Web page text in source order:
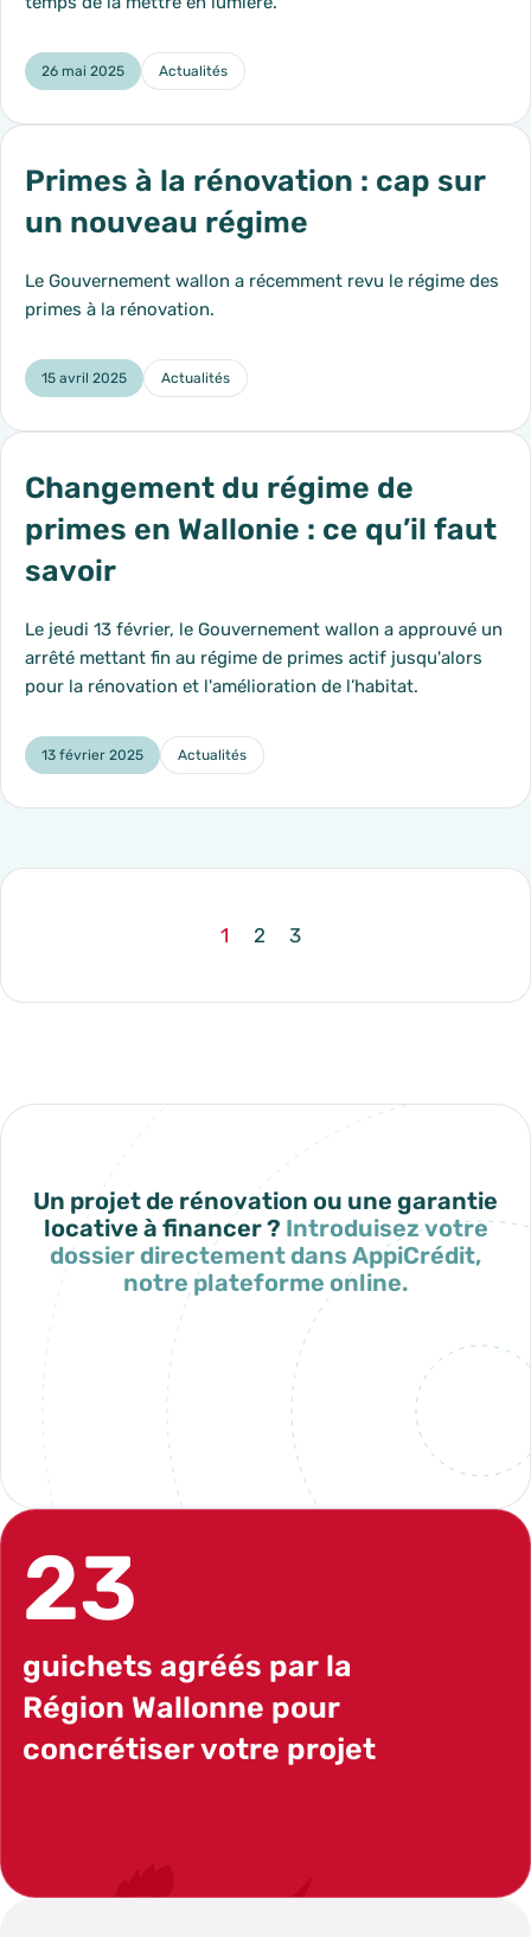
26 mai 2025 Catégorie :
Actualités
Primes à la rénovation : cap sur
un nouveau régime
Le Gouvernement wallon a récemment revu le régime des
primes à la rénovation.
15 avril 2025 Catégorie :
Actualités
Changement du régime de
primes en Wallonie : ce qu’il faut
savoir
Le jeudi 13 février, le Gouvernement wallon a approuvé un
arrêté mettant fin au régime de primes actif jusqu'alors
pour la rénovation et l'amélioration de l’habitat.
13 février 2025 Catégorie :
Actualités
1
- current_page
page
2
page
3
Un projet de rénovation ou une garantie
locative à financer ? Introduisez votre
dossier directement dans AppiCrédit,
notre plateforme online.
Mon espace AppiCrédit
23
guichets agréés par la
Région Wallonne pour
concrétiser votre projet